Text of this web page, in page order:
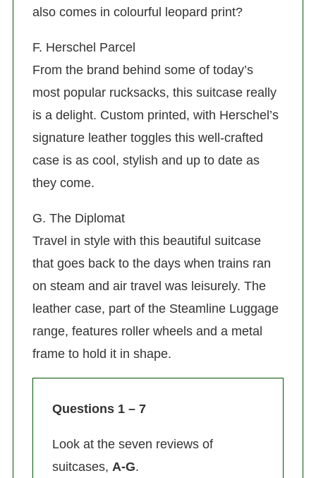
also comes in colourful leopard print?
F. Herschel Parcel
From the brand behind some of today’s
most popular rucksacks, this suitcase really
is a delight. Custom printed, with Herschel’s
signature leather toggles this well-crafted
case is as cool, stylish and up to date as
they come.
G. The Diplomat
Travel in style with this beautiful suitcase
that goes back to the days when trains ran
on steam and air travel was leisurely. The
leather case, part of the Steamline Luggage
range, features roller wheels and a metal
frame to hold it in shape.
Questions 1 – 7
Look at the seven reviews of
suitcases, A-G.